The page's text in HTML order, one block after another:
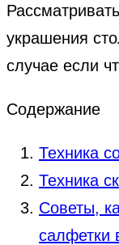
украшения
случае если
Содержание
Техника
Техника
Советы,
салфетки